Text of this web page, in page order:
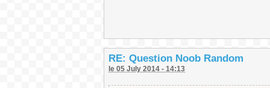
RE: Question Noob Random
le 05 July 2014 - 14:13